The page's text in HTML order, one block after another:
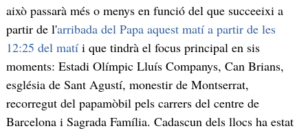
això passarà més o menys en funció del que succeeixi a
partir de l'arribada del Papa aquest matí a partir de les
12:25 del matíi que tindrà el focus principal en sis
moments: Estadi Olímpic Lluís Companys, Can Brians,
església de Sant Agustí, monestir de Montserrat,
recorregut del papamòbil pels carrers del centre de
Barcelona i Sagrada Família. Cadascun dels llocs ha estat